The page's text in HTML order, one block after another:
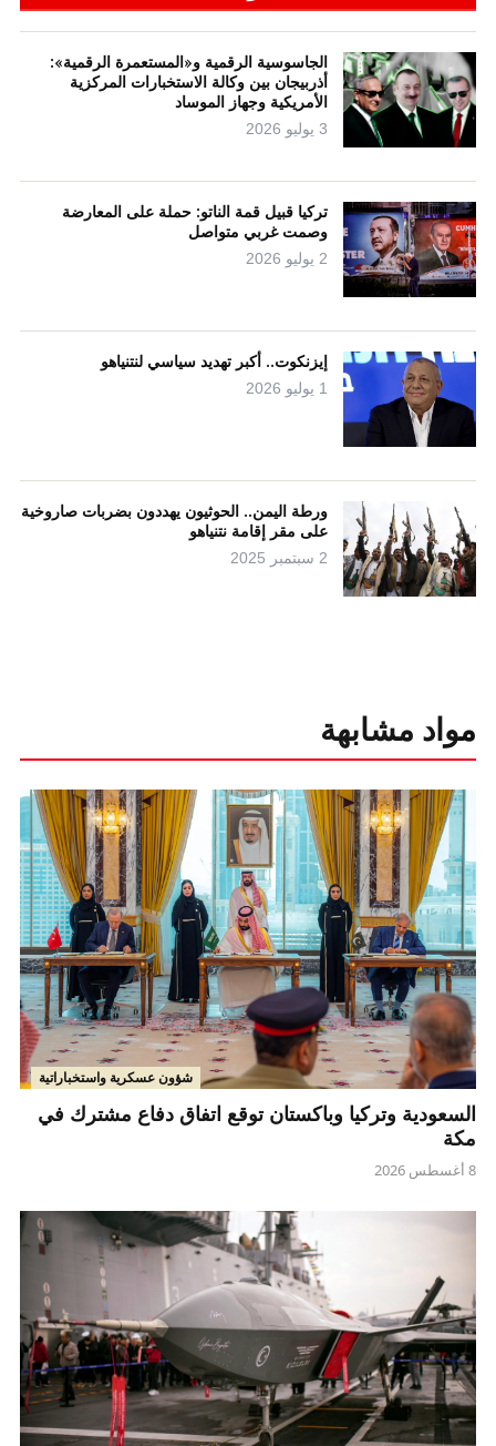
الجاسوسية الرقمية و«المستعمرة الرقمية»:
أذربيجان بين وكالة الاستخبارات المركزية
الأمريكية وجهاز الموساد
3 يوليو 2026
تركيا قبيل قمة الناتو: حملة على المعارضة
وصمت غربي متواصل
2 يوليو 2026
إيزنكوت.. أكبر تهديد سياسي لنتنياهو
1 يوليو 2026
ورطة اليمن.. الحوثيون يهددون بضربات صاروخية
على مقر إقامة نتنياهو
2 سبتمبر 2025
مواد مشابهة
شؤون عسكرية واستخباراتية
السعودية وتركيا وباكستان توقع اتفاق دفاع مشترك في
مكة
8 أغسطس 2026